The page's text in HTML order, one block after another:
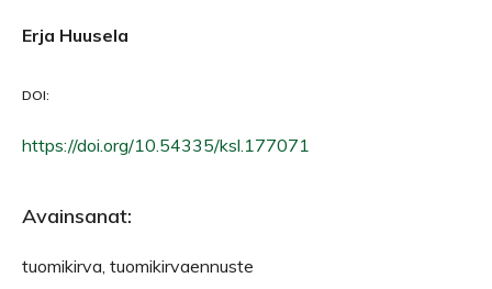
Erja Huusela
DOI:
https://doi.org/10.54335/ksl.177071
Avainsanat:
tuomikirva, tuomikirvaennuste